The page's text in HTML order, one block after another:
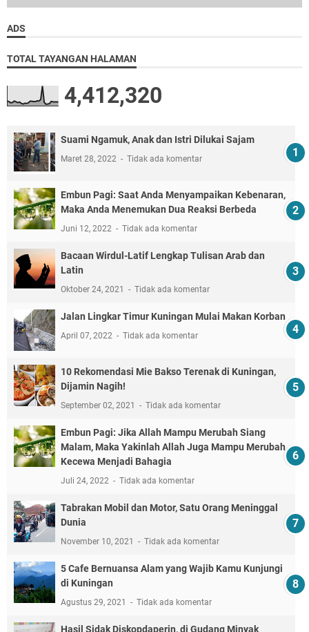
ADS
TOTAL TAYANGAN HALAMAN
4,412,320
Suami Ngamuk, Anak dan Istri Dilukai Sajam
Maret 28, 2022 Tidak ada komentar
Embun Pagi: Saat Anda Menyampaikan Kebenaran,
Maka Anda Menemukan Dua Reaksi Berbeda
Juni 12, 2022 Tidak ada komentar
Bacaan Wirdul-Latif Lengkap Tulisan Arab dan
Latin
Oktober 24, 2021 Tidak ada komentar
Jalan Lingkar Timur Kuningan Mulai Makan Korban
April 07, 2022 Tidak ada komentar
10 Rekomendasi Mie Bakso Terenak di Kuningan,
Dijamin Nagih!
September 02, 2021 Tidak ada komentar
Embun Pagi: Jika Allah Mampu Merubah Siang
Malam, Maka Yakinlah Allah Juga Mampu Merubah
Kecewa Menjadi Bahagia
Juli 24, 2022 Tidak ada komentar
Tabrakan Mobil dan Motor, Satu Orang Meninggal
Dunia
November 10, 2021 Tidak ada komentar
5 Cafe Bernuansa Alam yang Wajib Kamu Kunjungi
di Kuningan
Agustus 29, 2021 Tidak ada komentar
Hasil Sidak Diskopdaperin, di Gudang Minyak